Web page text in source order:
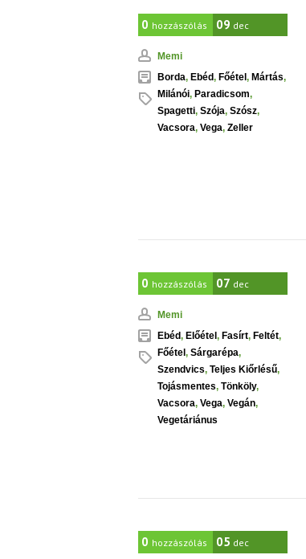
0 hozzászólás 09 dec
Memi
Borda, Ebéd, Főétel , Mártás,
Milánói, Paradicsom,
Spagetti, Szója, Szósz,
Vacsora, Vega, Zeller
0 hozzászólás 07 dec
Memi
Ebéd, Előétel , Fasírt, Feltét,
Főétel , Sárgarépa,
Szendvics, Teljes Kiőrlésű,
Tojásmentes, Tönköly,
Vacsora, Vega, Vegán,
Vegetáriánus
0 hozzászólás 05 dec